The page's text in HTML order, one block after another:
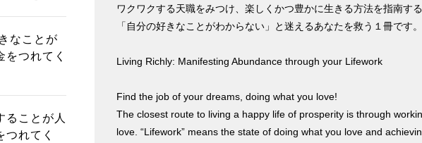
ワクワクする天職をみつけ、楽しくかつ豊かに生きる方法を指南す
「自分の好きなことがわからない」と迷えるあなたを救う１冊です。
Living Richly: Manifesting Abundance through your Lifework
Find the job of your dreams, doing what you love!
The closest route to living a happy life of prosperity is through
love. “Lifework” means the state of doing what you love and
なことが
をつれてく
ることが人
つれてく